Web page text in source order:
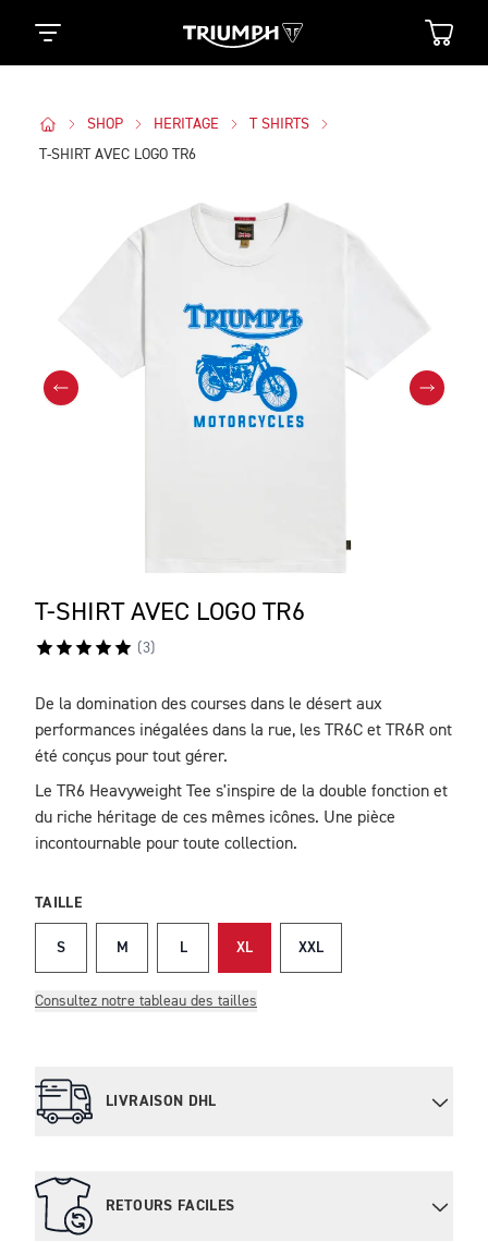
SHOP HERITAGE
T SHIRTS
T-SHIRT AVEC LOGO TR6
T-SHIRT AVEC LOGO TR6
(3)
DESCRIPTION
De la domination des courses dans le désert aux
performances inégalées dans la rue, les TR6C et TR6R ont
été conçus pour tout gérer.
Le TR6 Heavyweight Tee s'inspire de la double fonction et
du riche héritage de ces mêmes icônes. Une pièce
incontournable pour toute collection.
TAILLE
S M L XL XXL
Consultez notre tableau des tailles
LIVRAISON DHL
RETOURS FACILES